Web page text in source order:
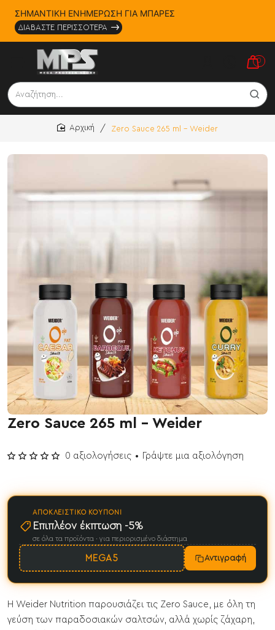
ΣΗΜΑΝΤΙΚΗ ΕΝΗΜΕΡΩΣΗ ΓΙΑ ΜΠΑΡΕΣ
ΔΙΑΒΑΣΤΕ ΠΕΡΙΣΣΟΤΕΡΑ
0
Αναζήτηση...
Zero Sauce 265 ml - Weider
Zero Sauce 265 ml - Weider
0 αξιολογήσεις • Γράψτε μια αξιολόγηση
ΑΠΟΚΛΕΙΣΤΙΚΌ ΚΟΥΠΌΝΙ
Επιπλέον έκπτωση -5%
σε όλα τα προϊόντα · για περιορισμένο διάστημα
MEGA5 Αντιγραφή
Η Weider Nutrition παρουσιάζει τις Zero Sauce, με όλη τη
γεύση των παραδοσιακών σαλτσών, αλλά χωρίς ζάχαρη,